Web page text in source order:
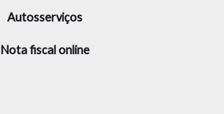
Autosserviços
Nota fiscal online